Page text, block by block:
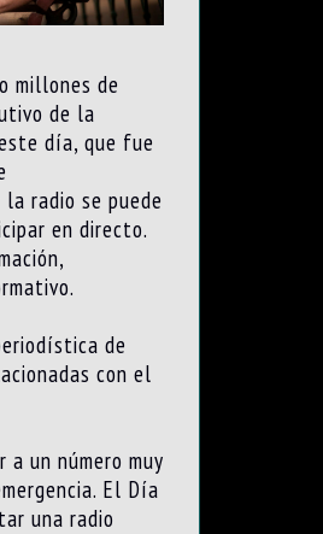
millones de
de la
día, que fue
radio se puede
en directo.
de
con el
un número muy
El Día
una radio